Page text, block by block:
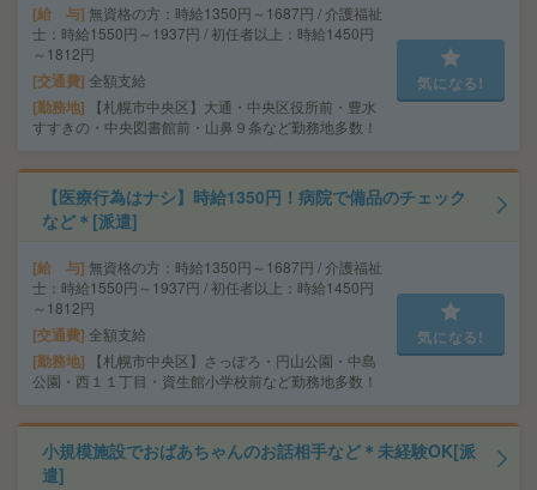
給 与 無資格の方：時給1350円～1687円 / 介護福祉
士：時給1550円～1937円 / 初任者以上：時給1450円
～1812円
交通費 全額支給
勤務地
【札幌市中央区】大通・中央区役所前・豊水
すすきの・中央図書館前・山鼻９条など勤務地多数！
気になる!
【医療行為はナシ】時給1350円！病院で備品のチェック
など＊[派遣]
給 与 無資格の方：時給1350円～1687円 / 介護福祉
士：時給1550円～1937円 / 初任者以上：時給1450円
～1812円
交通費 全額支給
勤務地
【札幌市中央区】さっぽろ・円山公園・中島
公園・西１１丁目・資生館小学校前など勤務地多数！
気になる!
小規模施設でおばあちゃんのお話相手など＊未経験OK[派
遣]